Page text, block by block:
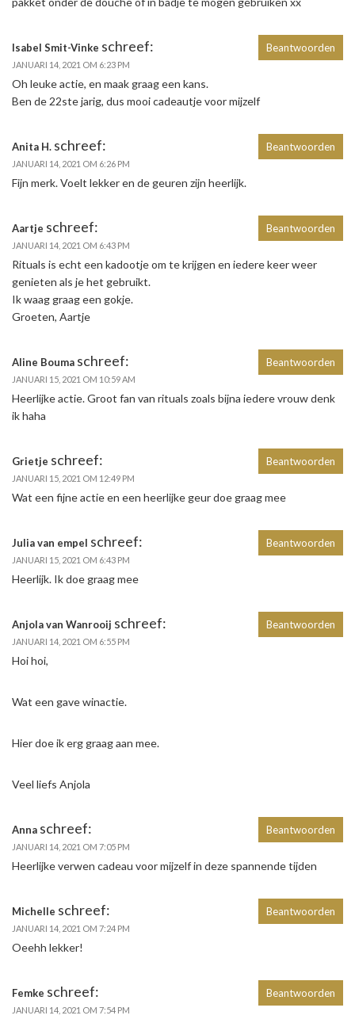
Isabel Smit-Vinke schreef:
JANUARI 14, 2021 OM 6:23 PM
Oh leuke actie, en maak graag een kans.
Ben de 22ste jarig, dus mooi cadeautje voor mijzelf
Beantwoorden
Anita H. schreef:
JANUARI 14, 2021 OM 6:26 PM
Fijn merk. Voelt lekker en de geuren zijn heerlijk.
Beantwoorden
Aartje schreef:
JANUARI 14, 2021 OM 6:43 PM
Rituals is echt een kadootje om te krijgen en iedere keer weer
genieten als je het gebruikt.
Ik waag graag een gokje.
Groeten, Aartje
Beantwoorden
Aline Bouma schreef:
JANUARI 15, 2021 OM 10:59 AM
Heerlijke actie. Groot fan van rituals zoals bijna iedere vrouw denk
ik haha
Beantwoorden
Grietje schreef:
JANUARI 15, 2021 OM 12:49 PM
Wat een fijne actie en een heerlijke geur doe graag mee
Beantwoorden
Julia van empel schreef:
JANUARI 15, 2021 OM 6:43 PM
Heerlijk. Ik doe graag mee
Beantwoorden
Anjola van Wanrooij schreef:
JANUARI 14, 2021 OM 6:55 PM
Hoi hoi,
Wat een gave winactie.
Hier doe ik erg graag aan mee.
Veel liefs Anjola
Beantwoorden
Anna schreef:
JANUARI 14, 2021 OM 7:05 PM
Heerlijke verwen cadeau voor mijzelf in deze spannende tijden
Beantwoorden
Michelle schreef:
JANUARI 14, 2021 OM 7:24 PM
Oeehh lekker!
Beantwoorden
Femke schreef:
JANUARI 14, 2021 OM 7:54 PM
Beantwoorden